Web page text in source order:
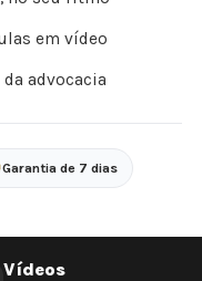
em vídeo
advocacia
Garantia de 7 dias
Vídeos